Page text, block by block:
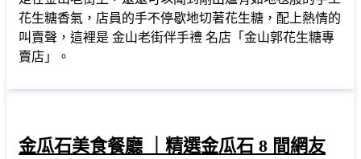
花生糖香氣，店員的手不停歇地切著花生糖，配上熱情的
叫賣聲，這裡是 金山老街伴手禮 名店「金山郭花生糖專
賣店」。
金瓜石美食餐廳 ｜精選金瓜石 8 間網友